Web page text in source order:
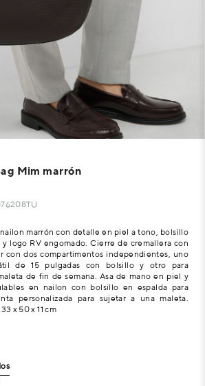
Mim marrón
marrón con detalle en piel a tono, bolsillo
logo RV engomado. Cierre de cremallera con
con dos compartimentos independientes, uno
de 15 pulgadas con bolsillo y otro para
de fin de semana. Asa de mano en piel y
en nailon con bolsillo en espalda para
personalizada para sujetar a una maleta.
x 50 x 11 cm